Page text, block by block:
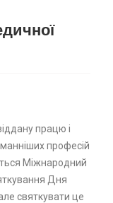
працю і
професій
Міжнародний
Дня
святкувати це